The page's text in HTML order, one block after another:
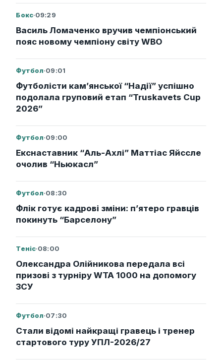
Бокс·09:29
Василь Ломаченко вручив чемпіонський
пояс новому чемпіону світу WBO
Футбол·09:01
Футболісти кам’янської “Надії” успішно
подолала груповий етап “Truskavets Cup
2026”
Футбол·09:00
Екснаставник “Аль-Ахлі” Маттіас Яйссле
очолив “Ньюкасл”
Футбол·08:30
Флік готує кадрові зміни: п’ятеро гравців
покинуть “Барселону”
Теніс·08:00
Олександра Олійникова передала всі
призові з турніру WTA 1000 на допомогу
ЗСУ
Футбол·07:30
Стали відомі найкращі гравець і тренер
стартового туру УПЛ-2026/27